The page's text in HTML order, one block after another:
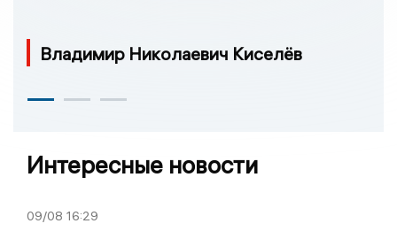
Владимир Николаевич Киселёв
Интересные новости
09/08 16:29